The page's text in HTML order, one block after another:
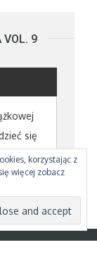
VOL. 9
się
TUTAJkorzystając z
więcej zobacz